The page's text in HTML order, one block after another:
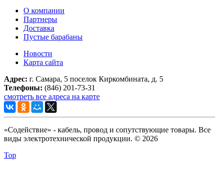
О компании
Партнеры
Доставка
Пустые барабаны
Новости
Карта сайта
Адрес: г. Самара, 5 поселок Киркомбината, д. 5
Телефоны: (846) 201-73-31
смотреть все адреса на карте
«Содействие» - кабель, провод и сопутствующие товары. Все
виды электротехнической продукции. © 2026
Top